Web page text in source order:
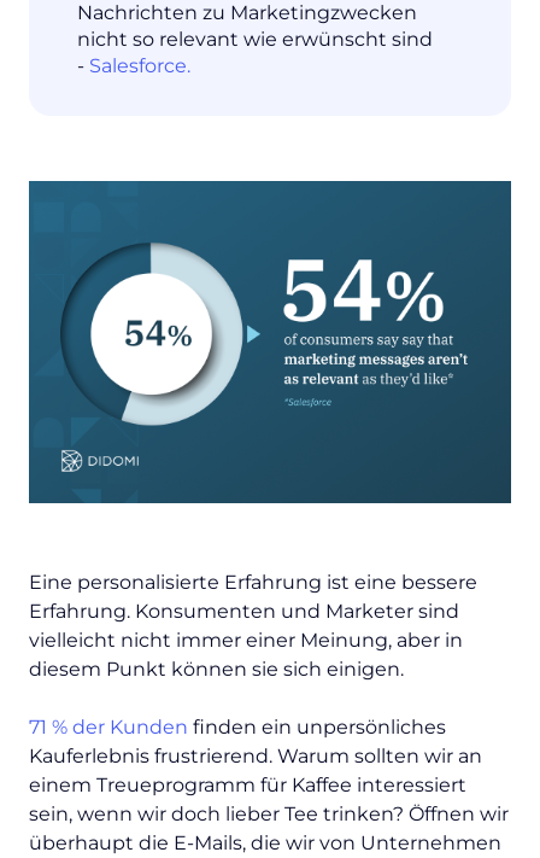
Nachrichten zu Marketingzwecken
nicht so relevant wie erwünscht sind
- Salesforce.
Eine personalisierte Erfahrung ist eine bessere
Erfahrung. Konsumenten und Marketer sind
vielleicht nicht immer einer Meinung, aber in
diesem Punkt können sie sich einigen.
71 % der Kunden finden ein unpersönliches
Kauferlebnis frustrierend. Warum sollten wir an
einem Treueprogramm für Kaffee interessiert
sein, wenn wir doch lieber Tee trinken? Öffnen wir
überhaupt die E-Mails, die wir von Unternehmen